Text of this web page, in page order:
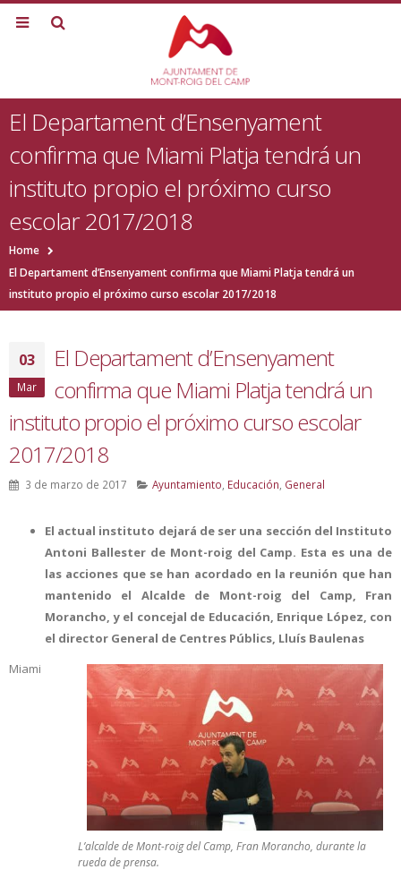
El Departament d’Ensenyament
confirma que Miami Platja tendrá un
instituto propio el próximo curso
escolar 2017/2018
Home
El Departament d’Ensenyament confirma que Miami Platja tendrá un
instituto propio el próximo curso escolar 2017/2018
03
Mar
El Departament d’Ensenyament
confirma que Miami Platja tendrá un
instituto propio el próximo curso escolar
2017/2018
3 de marzo de 2017 Ayuntamiento Educación General
El actual instituto dejará de ser una sección del Instituto
Antoni Ballester de Mont-roig del Camp. Esta es una de
las acciones que se han acordado en la reunión que han
mantenido el Alcalde de Mont-roig del Camp, Fran
Morancho, y el concejal de Educación, Enrique López, con
el director General de Centres Públics, Lluís Baulenas
L’alcalde de Mont-roig del Camp, Fran Morancho, durante la
rueda de prensa.
Miami